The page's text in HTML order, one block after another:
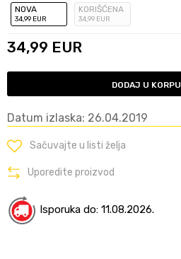
NOVA
34,99 EUR
KORIŠĆENA
34,99 EUR
34,99 EUR
DODAJ U KORPU
Datum izlaska: 26.04.2019
Sačuvajte u listi želja
Uporedite proizvod
Isporuka do: 11.08.2026.